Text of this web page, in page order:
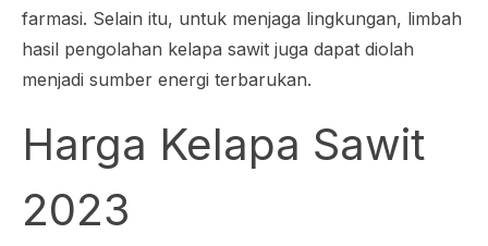
farmasi. Selain itu, untuk menjaga lingkungan, limbah
hasil pengolahan kelapa sawit juga dapat diolah
menjadi sumber energi terbarukan.
Harga Kelapa Sawit
2023